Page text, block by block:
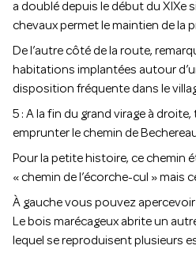
a doublé depuis le début du XIXe
chevaux permet le maintien de la
De l’autre côté de la route,
habitations implantées autour
disposition fréquente dans le
5 : A la fin du grand virage à
emprunter le chemin de
Pour la petite histoire, ce chemin
« chemin de l’écorche-cul » mais
À gauche vous pouvez
Le bois marécageux abrite un
lequel se reproduisent plusieurs